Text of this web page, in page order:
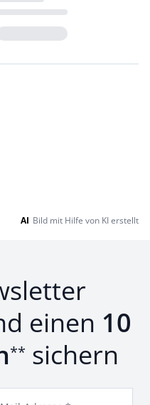
AI Bild mit Hilfe von KI erstellt
einen 10
** sichern